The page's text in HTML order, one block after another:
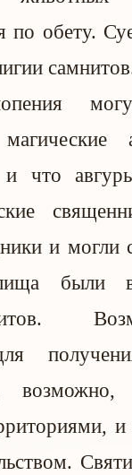
по обету.
что
и могли
были
для